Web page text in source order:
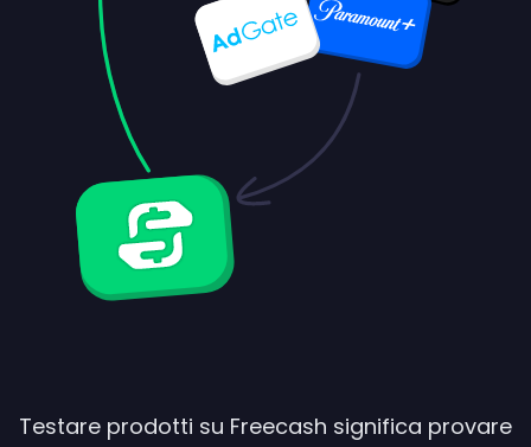
Testare prodotti su Freecash significa provare